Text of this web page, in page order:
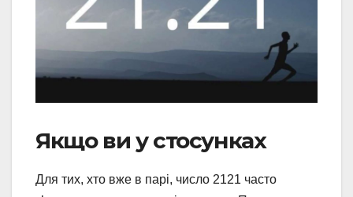
Якщо ви у стосунках
Для тих, хто вже в парі, число 2121 часто